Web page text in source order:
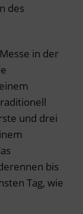
des
in der
und drei
bis
Tag, wie